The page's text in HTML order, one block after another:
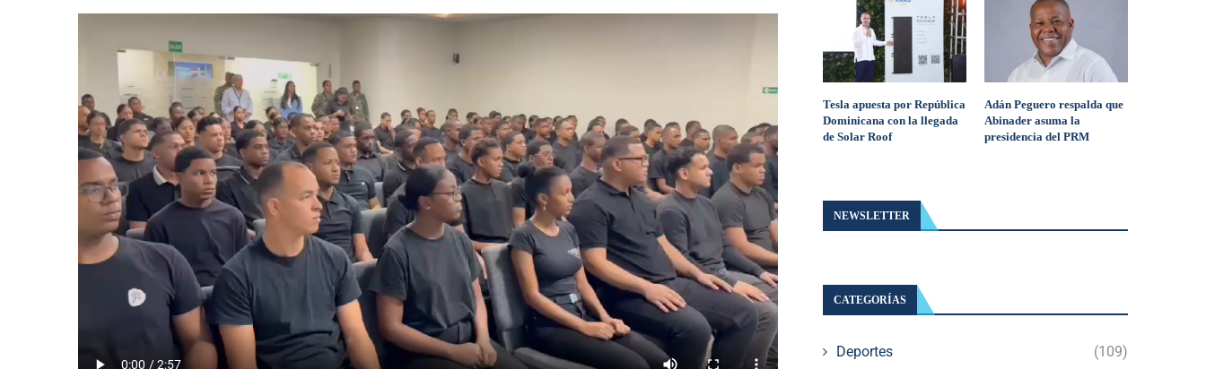
Tesla apuesta por República
Dominicana con la llegada
de Solar Roof
Adán Peguero respalda que
Abinader asuma la
presidencia del PRM
NEWSLETTER
CATEGORÍAS
Deportes (109)